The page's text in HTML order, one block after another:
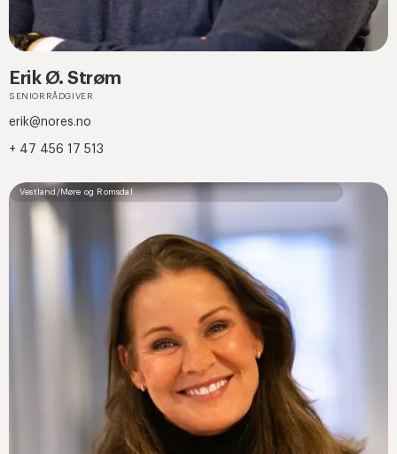
Erik Ø. Strøm
SENIORRÅDGIVER
erik@nores.no
+ 47 456 17 513
Vestland/Møre og Romsdal